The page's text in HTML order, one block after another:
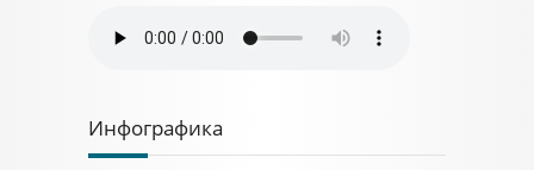
Инфографика